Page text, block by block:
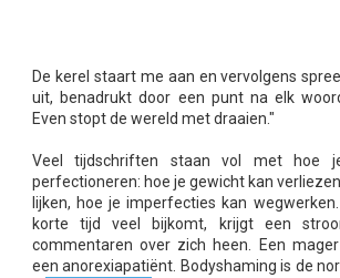
De kerel staart me aan en vervolgens
uit, benadrukt door een punt na elk
Even stopt de wereld met draaien."
Veel tijdschriften staan vol met hoe
perfectioneren: hoe je gewicht kan
lijken, hoe je imperfecties kan
korte tijd veel bijkomt, krijgt een
commentaren over zich heen. Een
een anorexiapatiënt. Bodyshaming is de